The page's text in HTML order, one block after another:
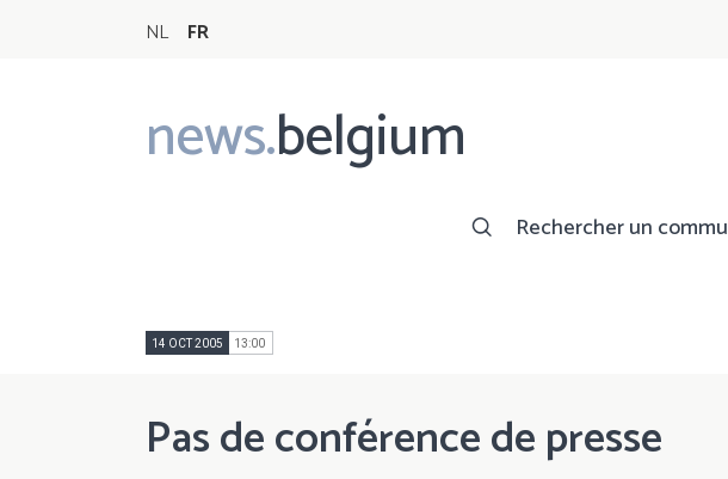
NL FR
news.belgium
Main
navigation
Rechercher un
14 OCT 2005 13:00
Pas de conférence de presse